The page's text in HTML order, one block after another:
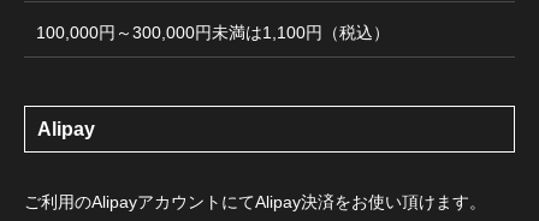
100,000円～300,000円未満は1,100円（税込）
Alipay
ご利用のAlipayアカウントにてAlipay決済をお使い頂けます。